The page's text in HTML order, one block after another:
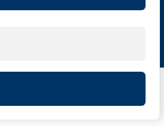
Angelina Tours d.o.o.